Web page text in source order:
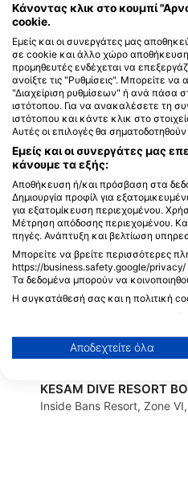
Κέντρα
French Touch Diving Panglao
Bolod Purok 6, 6340 Panglao
Bohol - ΦΙΛΙΠΠΙΝΕΣ
Valm Divers, Valm Divers
Pyramid Beach Resort,
Heartland Road, Tawala,
KESAM DIVE RESORT
Inside Bans Resort, Zone
Κάνοντας κλικ στο κουμπί
cookie.
Εμείς και οι συνεργάτες μας
σε cookie και άλλο χώρο
προμηθευτές ενδέχεται να
ανοίξτε τις "Ρυθμίσεις". Μπορείτε να
"Διαχείριση ρυθμίσεων" ή ανά πάσα
ιστότοπου. Για να ανακαλέσετε τη
ιστότοπου και κάντε κλικ στο
Αυτές οι επιλογές θα
Εμείς και οι συνεργάτες μας
κάνουμε τα εξής:
Αποθήκευση ή/και πρόσβαση στα
Δημιουργία προφίλ για
για εξατομίκευση περιεχομένου.
Μέτρηση απόδοσης περιεχομένου.
πηγές. Ανάπτυξη και βελτίωση
Μπορείτε να βρείτε περισσότερες
https://business.safety.google/privacy/
Τα δεδομένα μπορούν να
Η συγκατάθεσή σας και η πολιτική
Χρησιμοποιούμε τα δεδομένα σας
Σκοποί επεξεργασίας IAB:
Αποθήκευση ή/και
Χρήση περιορισμένων
Αποδεχτείτε όλα